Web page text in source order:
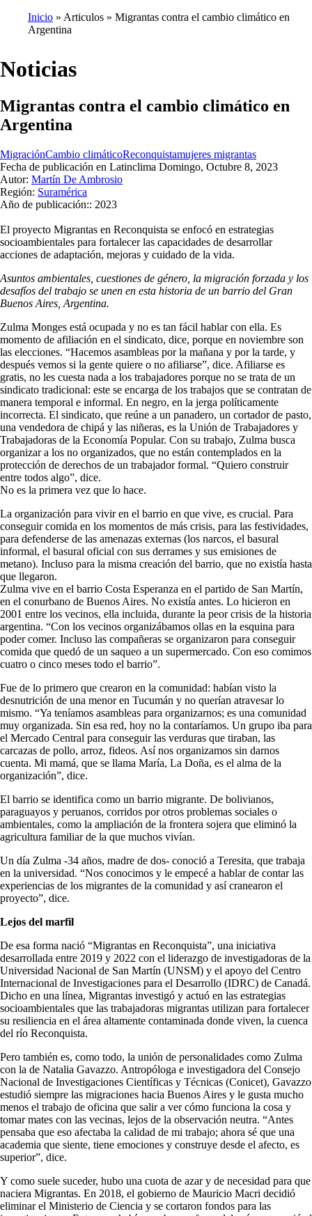
Ruta
navegación
Inicio Articulos
Migrantas contra el cambio climático en
Argentina
Noticias
Migrantas contra el cambio climático en
Argentina
MigraciónCambio climáticoReconquistamujeres migrantas
Fecha de publicación en Latinclima Domingo, Octubre 8, 2023
Autor: Martín De Ambrosio
Región: Suramérica
Año de publicación:: 2023
El proyecto Migrantas en Reconquista se enfocó en estrategias
socioambientales para fortalecer las capacidades de desarrollar
acciones de adaptación, mejoras y cuidado de la vida.
Asuntos ambientales, cuestiones de género, la migración forzada y los
desafíos del trabajo se unen en esta historia de un barrio del Gran
Buenos Aires, Argentina.
Zulma Monges está ocupada y no es tan fácil hablar con ella. Es
momento de afiliación en el sindicato, dice, porque en noviembre son
las elecciones. “Hacemos asambleas por la mañana y por la tarde, y
después vemos si la gente quiere o no afiliarse”, dice. Afiliarse es
gratis, no les cuesta nada a los trabajadores porque no se trata de un
sindicato tradicional: este se encarga de los trabajos que se contratan de
manera temporal e informal. En negro, en la jerga políticamente
incorrecta. El sindicato, que reúne a un panadero, un cortador de pasto,
una vendedora de chipá y las niñeras, es la Unión de Trabajadores y
Trabajadoras de la Economía Popular. Con su trabajo, Zulma busca
organizar a los no organizados, que no están contemplados en la
protección de derechos de un trabajador formal. “Quiero construir
entre todos algo”, dice.
No es la primera vez que lo hace.
La organización para vivir en el barrio en que vive, es crucial. Para
conseguir comida en los momentos de más crisis, para las festividades,
para defenderse de las amenazas externas (los narcos, el basural
informal, el basural oficial con sus derrames y sus emisiones de
metano). Incluso para la misma creación del barrio, que no existía hasta
que llegaron.
Zulma vive en el barrio Costa Esperanza en el partido de San Martín,
en el conurbano de Buenos Aires. No existía antes. Lo hicieron en
2001 entre los vecinos, ella incluida, durante la peor crisis de la historia
argentina. “Con los vecinos organizábamos ollas en la esquina para
poder comer. Incluso las compañeras se organizaron para conseguir
comida que quedó de un saqueo a un supermercado. Con eso comimos
cuatro o cinco meses todo el barrio”.
Fue de lo primero que crearon en la comunidad: habían visto la
desnutrición de una menor en Tucumán y no querían atravesar lo
mismo. “Ya teníamos asambleas para organizarnos; es una comunidad
muy organizada. Sin esa red, hoy no la contaríamos. Un grupo iba para
el Mercado Central para conseguir las verduras que tiraban, las
carcazas de pollo, arroz, fideos. Así nos organizamos sin darnos
cuenta. Mi mamá, que se llama María, La Doña, es el alma de la
organización”, dice.
El barrio se identifica como un barrio migrante. De bolivianos,
paraguayos y peruanos, corridos por otros problemas sociales o
ambientales, como la ampliación de la frontera sojera que eliminó la
agricultura familiar de la que muchos vivían.
Un día Zulma -34 años, madre de dos- conoció a Teresita, que trabaja
en la universidad. “Nos conocimos y le empecé a hablar de contar las
experiencias de los migrantes de la comunidad y así cranearon el
proyecto”, dice.
Lejos del marfil
De esa forma nació “Migrantas en Reconquista”, una iniciativa
desarrollada entre 2019 y 2022 con el liderazgo de investigadoras de la
Universidad Nacional de San Martín (UNSM) y el apoyo del Centro
Internacional de Investigaciones para el Desarrollo (IDRC) de Canadá.
Dicho en una línea, Migrantas investigó y actuó en las estrategias
socioambientales que las trabajadoras migrantas utilizan para fortalecer
su resiliencia en el área altamente contaminada donde viven, la cuenca
del río Reconquista.
Pero también es, como todo, la unión de personalidades como Zulma
con la de Natalia Gavazzo. Antropóloga e investigadora del Consejo
Nacional de Investigaciones Científicas y Técnicas (Conicet), Gavazzo
estudió siempre las migraciones hacia Buenos Aires y le gusta mucho
menos el trabajo de oficina que salir a ver cómo funciona la cosa y
tomar mates con las vecinas, lejos de la observación neutra. “Antes
pensaba que eso afectaba la calidad de mi trabajo; ahora sé que una
academia que siente, tiene emociones y construye desde el afecto, es
superior”, dice.
Y como suele suceder, hubo una cuota de azar y de necesidad para que
naciera Migrantas. En 2018, el gobierno de Mauricio Macri decidió
eliminar el Ministerio de Ciencia y se cortaron fondos para las